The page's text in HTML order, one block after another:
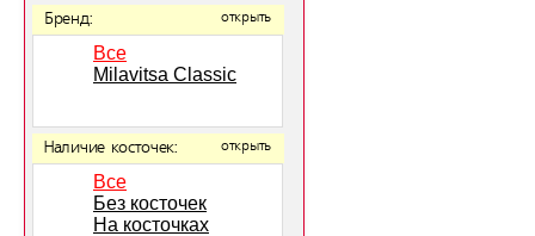
Бренд: открыть
Все
Milavitsa Classic
Наличие косточек: открыть
Все
Без косточек
На косточках